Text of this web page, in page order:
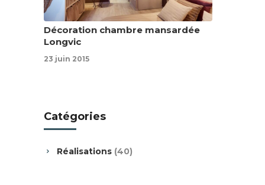
Décoration chambre mansardée
Longvic
23 juin 2015
Catégories
Réalisations (40)